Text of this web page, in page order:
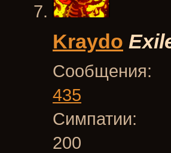
Kraydo
Сообщения:
435
Симпатии:
200